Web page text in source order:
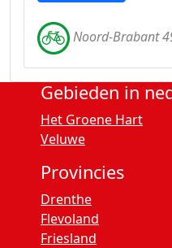
Noord-Brabant
Gebieden in
Het Groene Hart
Veluwe
Provincies
Drenthe
Flevoland
Friesland